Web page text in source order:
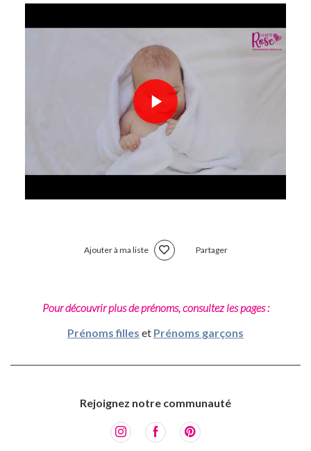
Ajouter à ma liste Partager
Pour découvrir plus de prénoms, consultez les pages :
Prénoms filles et Prénoms garçons
Rejoignez notre communauté